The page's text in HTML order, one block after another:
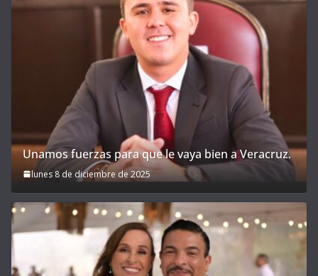
Unamos fuerzas para que le vaya bien a Veracruz.
lunes 8 de diciembre de 2025